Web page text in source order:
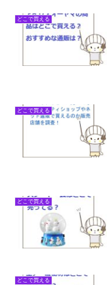
どこで買える
どこで買える
どこで買える
どこで買える